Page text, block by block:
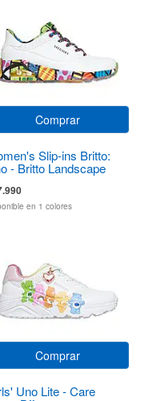
Comprar
Slip-ins Britto:
- Britto Landscape
en 1 colores
Comprar
Uno Lite - Care